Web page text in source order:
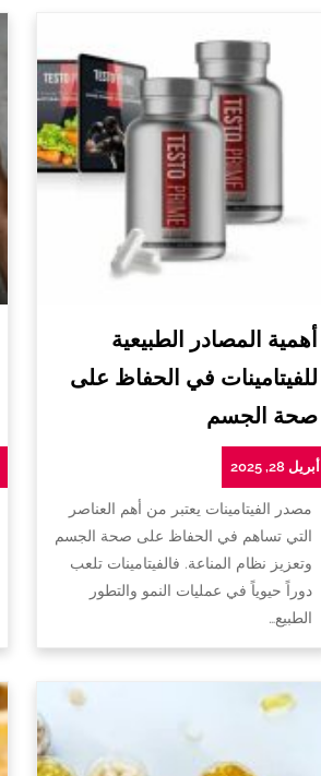
أهمية المصادر الطبيعية
للفيتامينات في الحفاظ على
صحة الجسم
أبريل 28, 2025
مصدر الفيتامينات يعتبر من أهم العناصر
التي تساهم في الحفاظ على صحة الجسم
وتعزيز نظام المناعة. فالفيتامينات تلعب
دوراً حيوياً في عمليات النمو والتطور
الطبيع…